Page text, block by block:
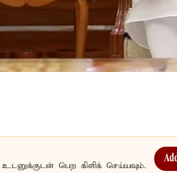
பெற கிளிக் செய்யவும்.